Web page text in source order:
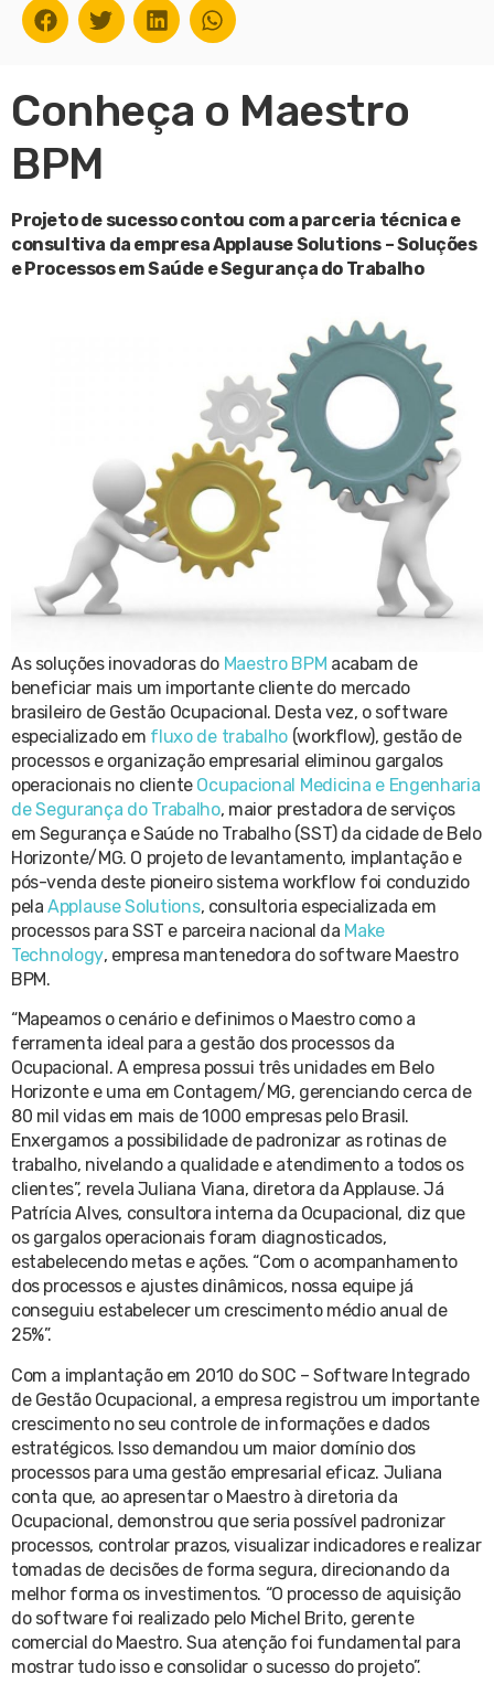
Conheça o Maestro
BPM
Projeto de sucesso contou com a parceria técnica e
consultiva da empresa Applause Solutions – Soluções
e Processos em Saúde e Segurança do Trabalho
As soluções inovadoras do Maestro BPM acabam de
beneficiar mais um importante cliente do mercado
brasileiro de Gestão Ocupacional. Desta vez, o software
especializado em fluxo de trabalho (workflow), gestão de
processos e organização empresarial eliminou gargalos
operacionais no cliente Ocupacional Medicina e Engenharia
de Segurança do Trabalho, maior prestadora de serviços
em Segurança e Saúde no Trabalho (SST) da cidade de Belo
Horizonte/MG. O projeto de levantamento, implantação e
pós-venda deste pioneiro sistema workflow foi conduzido
pela Applause Solutions, consultoria especializada em
processos para SST e parceira nacional da Make
Technology, empresa mantenedora do software Maestro
BPM.
“Mapeamos o cenário e definimos o Maestro como a
ferramenta ideal para a gestão dos processos da
Ocupacional. A empresa possui três unidades em Belo
Horizonte e uma em Contagem/MG, gerenciando cerca de
80 mil vidas em mais de 1000 empresas pelo Brasil.
Enxergamos a possibilidade de padronizar as rotinas de
trabalho, nivelando a qualidade e atendimento a todos os
clientes”, revela Juliana Viana, diretora da Applause. Já
Patrícia Alves, consultora interna da Ocupacional, diz que
os gargalos operacionais foram diagnosticados,
estabelecendo metas e ações. “Com o acompanhamento
dos processos e ajustes dinâmicos, nossa equipe já
conseguiu estabelecer um crescimento médio anual de
25%”.
Com a implantação em 2010 do SOC – Software Integrado
de Gestão Ocupacional, a empresa registrou um importante
crescimento no seu controle de informações e dados
estratégicos. Isso demandou um maior domínio dos
processos para uma gestão empresarial eficaz. Juliana
conta que, ao apresentar o Maestro à diretoria da
Ocupacional, demonstrou que seria possível padronizar
processos, controlar prazos, visualizar indicadores e realizar
tomadas de decisões de forma segura, direcionando da
melhor forma os investimentos. “O processo de aquisição
do software foi realizado pelo Michel Brito, gerente
comercial do Maestro. Sua atenção foi fundamental para
mostrar tudo isso e consolidar o sucesso do projeto”.